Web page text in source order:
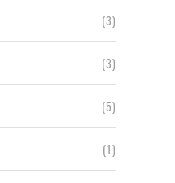
(3)
(3)
(5)
(1)